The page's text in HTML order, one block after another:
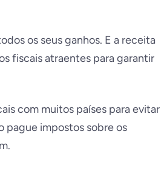
os seus ganhos. E a receita
fiscais atraentes para garantir
com muitos países para evitar
pague impostos sobre os